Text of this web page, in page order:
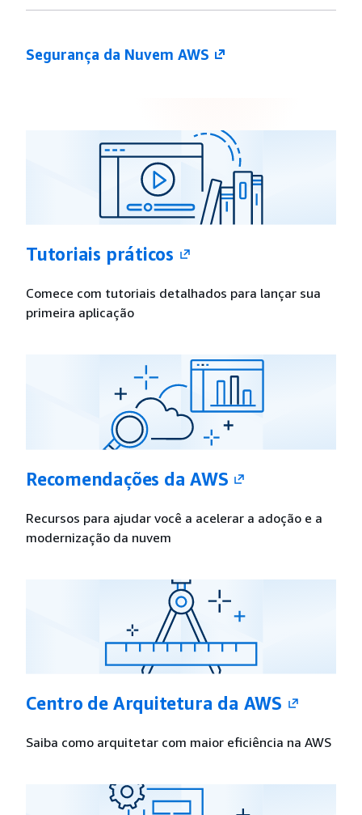
Segurança da Nuvem AWS
Tutoriais práticos
Comece com tutoriais detalhados para lançar sua
primeira aplicação
Recomendações da AWS
Recursos para ajudar você a acelerar a adoção e a
modernização da nuvem
Centro de Arquitetura da AWS
Saiba como arquitetar com maior eficiência na AWS